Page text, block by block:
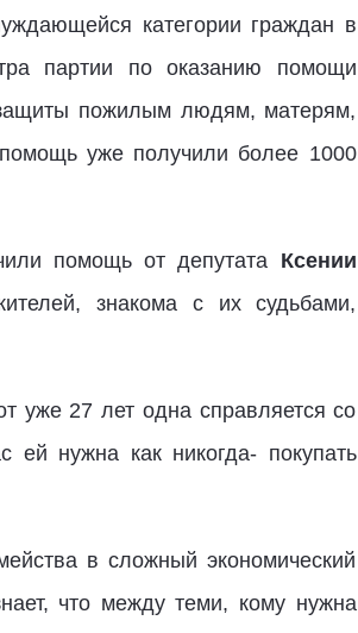
категории граждан в
партии по оказанию помощи
защиты пожилым людям, матерям,
уже получили более 1000
помощь от депутата Ксении
знакома с их судьбами,
уже 27 лет одна справляется со
нужна как никогда- покупать
в сложный экономический
что между теми, кому нужна